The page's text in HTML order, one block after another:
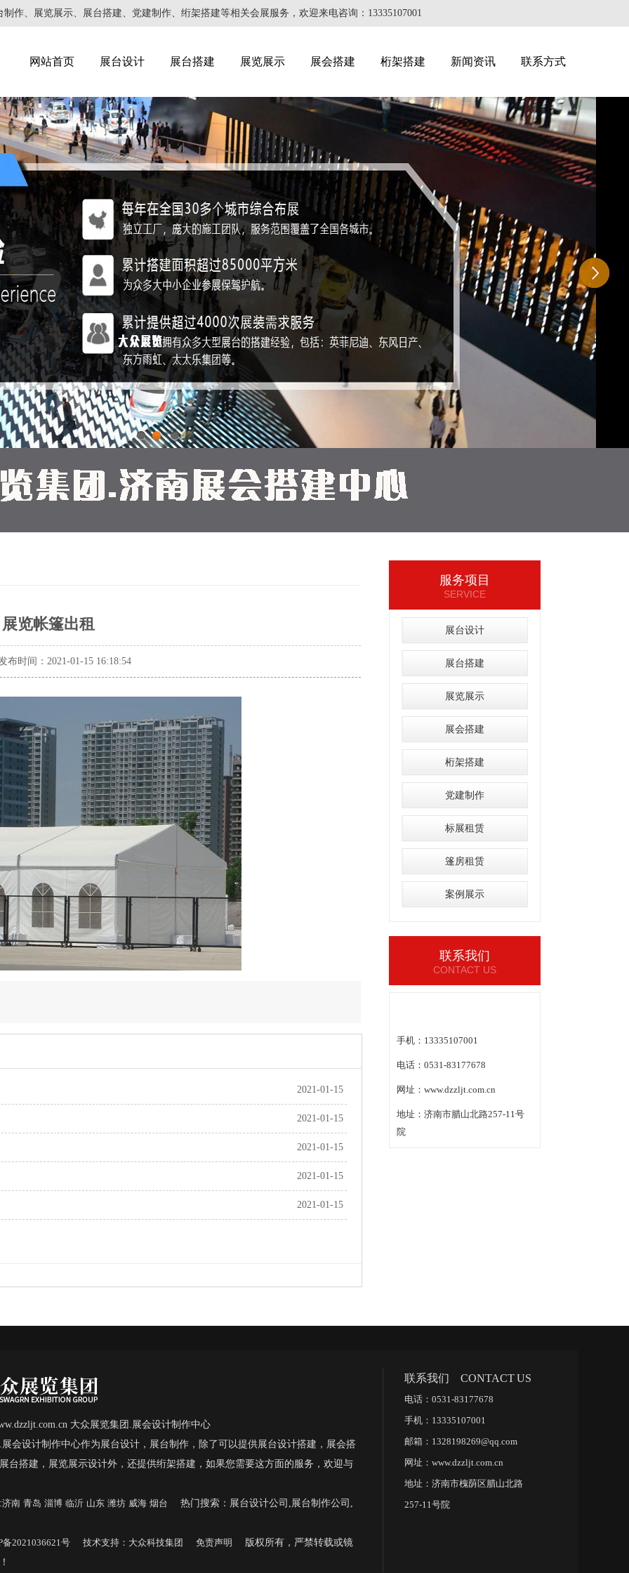
作、展览展示、展台搭建、党建制作、绗架搭建等相关会展服务，欢迎来电咨询：13335107001
网站首页 展台设计 展台搭建 展览展示 展会搭建 桁架搭建 新闻资讯 联系方式
1 2 3
展览帐篷出租
布时间：2021-01-15 16:18:54
2021-01-15
2021-01-15
2021-01-15
2021-01-15
2021-01-15
服务项目
SERVICE
展台设计
展台搭建
展览展示
展会搭建
桁架搭建
党建制作
标展租赁
篷房租赁
案例展示
联系我们
CONTACT US
手机：13335107001
电话：0531-83177678
网址：www.dzzljt.com.cn
地址：济南市腊山北路257-11号
院
大众展览集团.展会设计制作中心
会设计制作中心作为展台设计，展台制作，除了可以提供展台设计搭建，展会搭
台搭建，展览展示设计外，还提供绗架搭建，如果您需要这方面的服务，欢迎与
济南 青岛 淄博 临沂 山东 潍坊 威海 烟台 热门搜索：展台设计公司,展台制作公司,
备2021036621号 技术支持：大众科技集团 免责声明
版权所有，严禁转载或镜
！
联系我们 CONTACT US
电话：0531-83177678
手机：13335107001
邮箱：1328198269@qq.com
网址：www.dzzljt.com.cn
地址：济南市槐荫区腊山北路
257-11号院